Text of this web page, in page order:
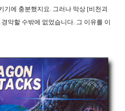
기에 충분했지요. 그러나 막상 [비천괴
악할 수밖에 없었습니다. 그 이유를 이